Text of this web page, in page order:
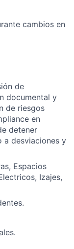
cambios en
de
documental y
de riesgos
en
detener
a desviaciones y
Espacios
Izajes,